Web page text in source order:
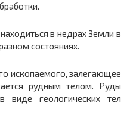
в недрах Земли в
состояниях.
ископаемого, залегающее
рудным телом. Руды
геологических тел